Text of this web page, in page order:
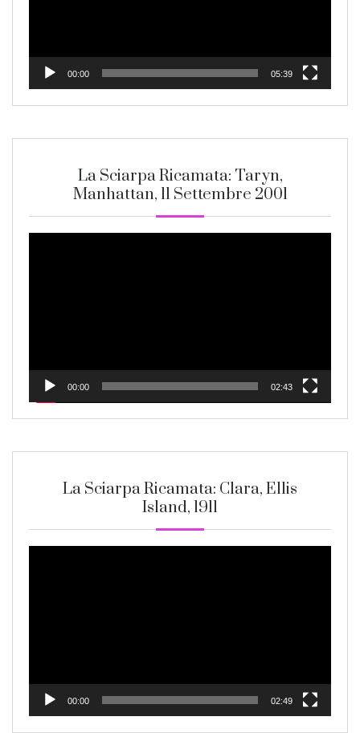
00:00 05:39
La Sciarpa Ricamata: Taryn,
Manhattan, 11 Settembre 2001
00:00 02:43
La Sciarpa Ricamata: Clara, Ellis
Island, 1911
00:00 02:49